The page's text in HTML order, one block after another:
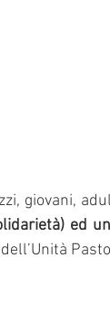
giovani,